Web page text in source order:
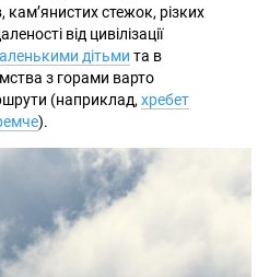
кам’янистих стежок, різких
від цивілізації
дітьми та в
з горами варто
(наприклад, хребет
).